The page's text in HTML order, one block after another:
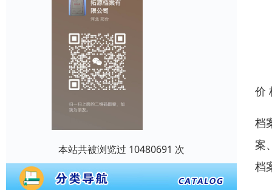
本站共被浏览过 10480691 次
价
档
案
档